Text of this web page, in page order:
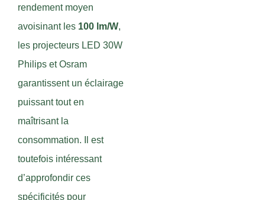
rendement moyen
avoisinant les 100 lm/W,
les projecteurs LED 30W
Philips et Osram
garantissent un éclairage
puissant tout en
maîtrisant la
consommation. Il est
toutefois intéressant
d’approfondir ces
spécificités pour